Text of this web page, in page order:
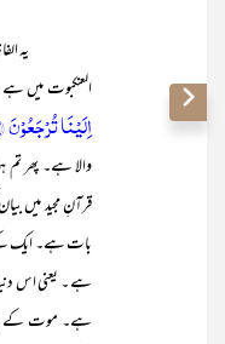
یہ الفاظ
العنکبوت میں
اِلَیۡنَا تُرۡجَعُوۡنَ
والا ہے۔ پھر
قرآنِ مجید میں
بات ہے۔ ایک کے
ہے ۔ یعنی اس
ہے۔ موت کے